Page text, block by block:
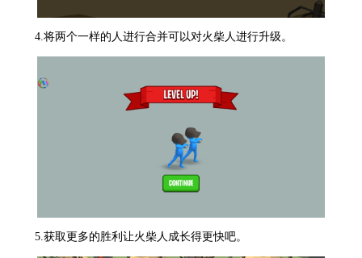
4.将两个一样的人进行合并可以对火柴人进行升级。
5.获取更多的胜利让火柴人成长得更快吧。